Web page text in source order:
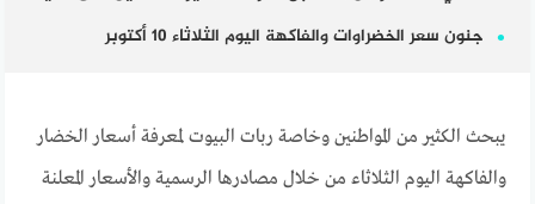
جنون سعر الخضراوات والفاكهة اليوم الثلاثاء 10 أكتوبر
يبحث الكثير من المواطنين وخاصة ربات البيوت لمعرفة أسعار الخضار
والفاكهة اليوم الثلاثاء من خلال مصادرها الرسمية والأسعار المعلنة